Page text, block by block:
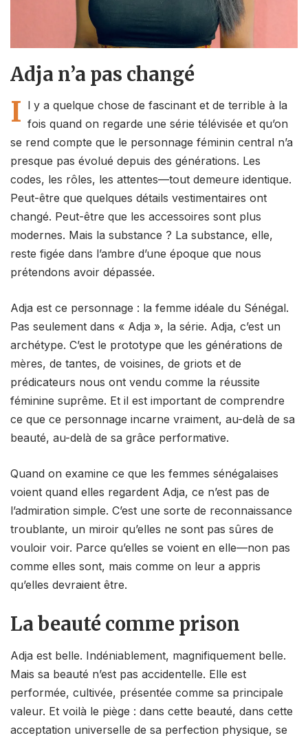
Adja n’a pas changé
I l y a quelque chose de fascinant et de terrible à la
fois quand on regarde une série télévisée et qu’on
se rend compte que le personnage féminin central n’a
presque pas évolué depuis des générations. Les
codes, les rôles, les attentes—tout demeure identique.
Peut-être que quelques détails vestimentaires ont
changé. Peut-être que les accessoires sont plus
modernes. Mais la substance ? La substance, elle,
reste figée dans l’ambre d’une époque que nous
prétendons avoir dépassée.
Adja est ce personnage : la femme idéale du Sénégal.
Pas seulement dans « Adja », la série. Adja, c’est un
archétype. C’est le prototype que les générations de
mères, de tantes, de voisines, de griots et de
prédicateurs nous ont vendu comme la réussite
féminine suprême. Et il est important de comprendre
ce que ce personnage incarne vraiment, au-delà de sa
beauté, au-delà de sa grâce performative.
Quand on examine ce que les femmes sénégalaises
voient quand elles regardent Adja, ce n’est pas de
l’admiration simple. C’est une sorte de reconnaissance
troublante, un miroir qu’elles ne sont pas sûres de
vouloir voir. Parce qu’elles se voient en elle—non pas
comme elles sont, mais comme on leur a appris
qu’elles devraient être.
La beauté comme prison
Adja est belle. Indéniablement, magnifiquement belle.
Mais sa beauté n’est pas accidentelle. Elle est
performée, cultivée, présentée comme sa principale
valeur. Et voilà le piège : dans cette beauté, dans cette
acceptation universelle de sa perfection physique, se